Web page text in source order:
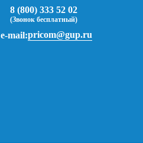
8 (800) 333 52 02
(Звонок бесплатный)
e-mail:pricom@gup.ru